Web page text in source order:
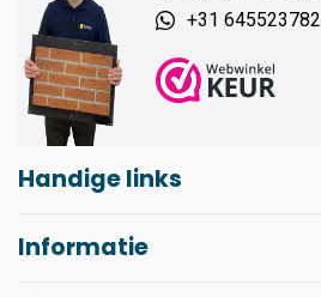
+31 645523782
Handige links
Informatie